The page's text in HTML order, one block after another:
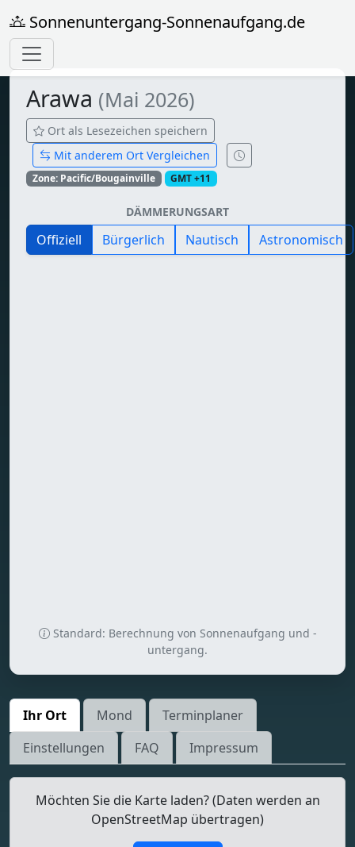
Sonnenuntergang-Sonnenaufgang.de
Arawa (Mai 2026)
Ort als Lesezeichen speichern
Mit anderem Ort Vergleichen
Zone: Pacific/Bougainville GMT +11
DÄMMERUNGSART
Offiziell Bürgerlich Nautisch Astronomisch
Standard: Berechnung von Sonnenaufgang und -
untergang.
Ihr Ort Mond
Terminplaner
Einstellungen
FAQ Impressum
Möchten Sie die Karte laden? (Daten werden an
OpenStreetMap übertragen)